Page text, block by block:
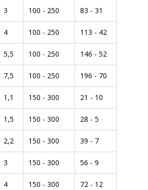
3 100 - 250 83 - 31
4 100 - 250 113 - 42
5,5 100 - 250 146 - 52
7,5 100 - 250 196 - 70
1,1 150 - 300 21 - 10
1,5 150 - 300 28 - 5
2,2 150 - 300 39 - 7
3 150 - 300 56 - 9
4 150 - 300 72 - 12